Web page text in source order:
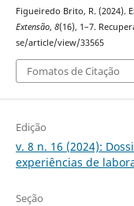
Figueiredo Brito, R. (2024).
Extensão, 8(16), 1–7.
se/article/view/33565
Fomatos de Citação
Edição
v. 8 n. 16 (2024):
experiências de
Seção